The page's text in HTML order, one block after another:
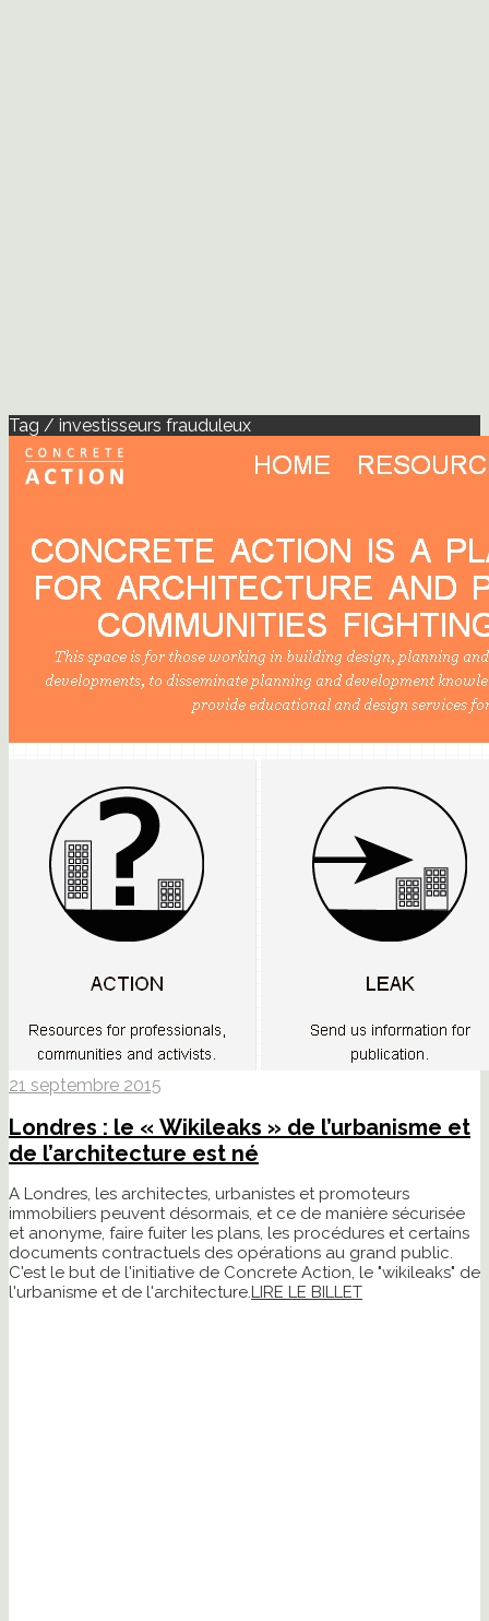
Tag / investisseurs frauduleux
21 septembre 2015
Londres : le « Wikileaks » de l’urbanisme et
de l’architecture est né
A Londres, les architectes, urbanistes et promoteurs
immobiliers peuvent désormais, et ce de manière sécurisée
et anonyme, faire fuiter les plans, les procédures et certains
documents contractuels des opérations au grand public.
C'est le but de l'initiative de Concrete Action, le "wikileaks" de
l'urbanisme et de l'architecture.LIRE LE BILLET